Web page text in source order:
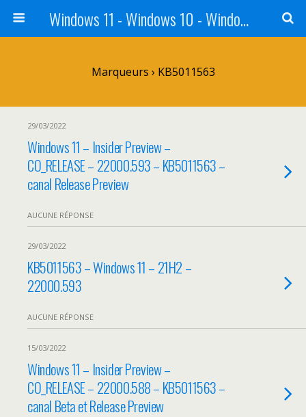
Windows 11 - Windows 10 - Windows 8 - Windows 7 - VISTA
Marqueurs › KB5011563
29/03/2022
Windows 11 – Insider Preview –
CO_RELEASE – 22000.593 – KB5011563 –
canal Release Preview
AUCUNE RÉPONSE
29/03/2022
KB5011563 – Windows 11 – 21H2 –
22000.593
AUCUNE RÉPONSE
15/03/2022
Windows 11 – Insider Preview –
CO_RELEASE – 22000.588 – KB5011563 –
canal Beta et Release Preview